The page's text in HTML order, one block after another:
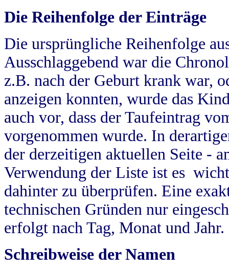
Die Reihenfolge der Einträge
Die ursprüngliche Reihenfolge
Ausschlaggebend war die
z.B. nach der Geburt krank war,
anzeigen konnten, wurde das
auch vor, dass der Taufeintrag
vorgenommen wurde. In
der derzeitigen aktuellen Seite -
Verwendung der Liste ist es
dahinter zu überprüfen. Eine
technischen Gründen nur
erfolgt nach Tag, Monat und Jahr.
Schreibweise der Namen